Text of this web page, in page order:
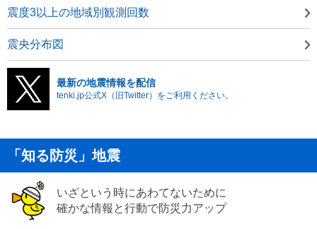
震度3以上の地域別観測回数
震央分布図
最新の地震情報を配信
tenki.jp公式X（旧Twitter）をご利用ください。
「知る防災」地震
いざという時にあわてないために
確かな情報と行動で防災力アップ